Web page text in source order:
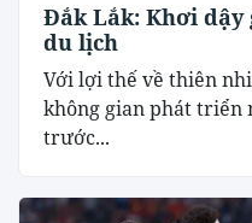
Đắk Lắk: Khơi
du lịch
Với lợi thế về thiên
không gian phát triển
trước...